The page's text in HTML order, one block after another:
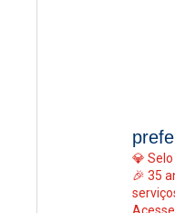
💎
🎉 35